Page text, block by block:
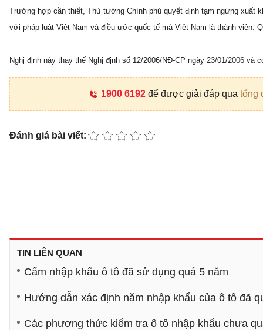
Trường hợp cần thiết, Thủ tướng Chính phủ quyết định tạm ngừng xuất
với pháp luật Việt Nam và điều ước quốc tế mà Việt Nam là thành
Nghị định này thay thế Nghị định số 12/2006/NĐ-CP ngày 23/01/2006 và
1900 6192để được giải đáp qua tổng
Đánh giá bài viết:
TIN LIÊN QUAN
Cấm nhập khẩu ô tô đã sử dụng quá 5 năm
Hướng dẫn xác định năm nhập khẩu của ô tô đã
Các phương thức kiểm tra ô tô nhập khẩu chưa